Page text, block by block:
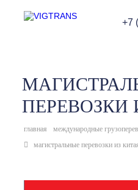
+7
ПЕРЕВОЗКИ
главная международные
магистральные перевозки из